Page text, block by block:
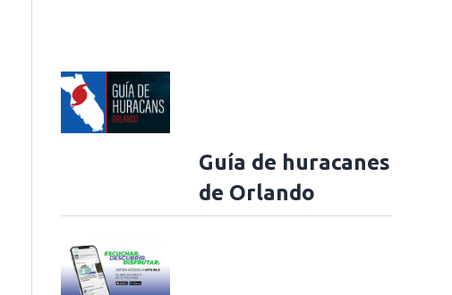
Guía de huracanes
de Orlando